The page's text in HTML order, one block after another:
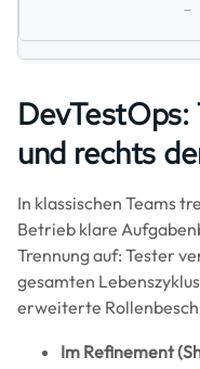
-
und rechts
In klassischen Teams
Betrieb klare
Trennung auf: Tester
gesamten
erweiterte
Im Refinement